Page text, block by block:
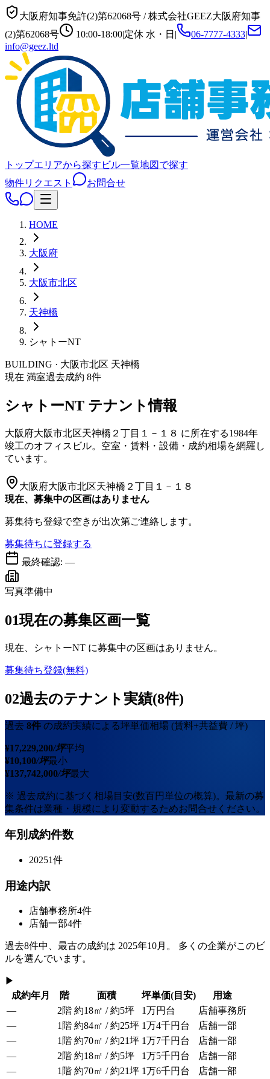
大阪府知事免許(2)第62068号 /株式会社GEEZ大阪府知事
(2)第62068号
10:00-18:00|定休 水・日 | 06-7777-4333|
info@geez.ltd
トップエリアから探す ビル一覧地図で探す
物件リクエスト
お問合せ
HOME
大阪府
大阪市北区
天神橋
シャトーNT
BUILDING · 大阪市北区 天神橋
現在 満室過去成約 8件
シャトーNT テナント情報
大阪府大阪市北区天神橋２丁目１－１８ に所在する1984年
竣工のオフィスビル。空室・賃料・設備・成約相場を網羅し
ています。
大阪府大阪市北区天神橋２丁目１－１８
現在、募集中の区画はありません
募集待ち登録で空きが出次第ご連絡します。
募集待ちに登録する
最終確認: —
写真準備中
01現在の募集区画一覧
現在、 シャトーNT に募集中の区画はありません。
募集待ち登録(無料)
02過去のテナント実績(8件)
過去 8件 の成約実績による坪単価相場 (賃料+共益費 / 坪)
¥17,229,200/坪平均
¥10,100/坪最小
¥137,742,000/坪最大
※ 過去成約に基づく相場目安(数百円単位の概算)。最新の募
集条件は業種・規模により変動するためお問合せください。
年別成約件数
20251件
用途内訳
店舗事務所4件
店舗一部4件
過去8件中、最古の成約は 2025年10月 。 多くの企業がこのビ
ルを選んでいます。
▶
成約年月
階 面積 坪単価(目安)
用途
—
2階 約18㎡ / 約5坪 1万円台
店舗事務所
—
1階 約84㎡ / 約25坪 1万4千円台
店舗一部
—
1階 約70㎡ / 約21坪 1万7千円台
店舗一部
—
2階 約18㎡ / 約5坪 1万5千円台
店舗一部
—
1階 約70㎡ / 約21坪 1万6千円台
店舗一部